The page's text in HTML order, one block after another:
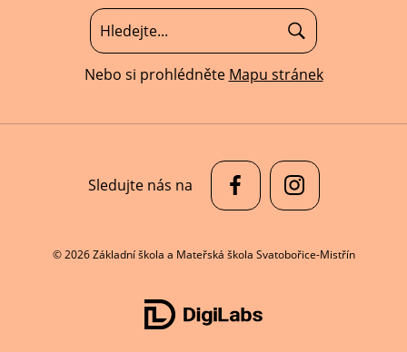
Nebo si prohlédněte Mapu stránek
© 2026 Základní škola a Mateřská škola Svatobořice-Mistřín
Sledujte nás na